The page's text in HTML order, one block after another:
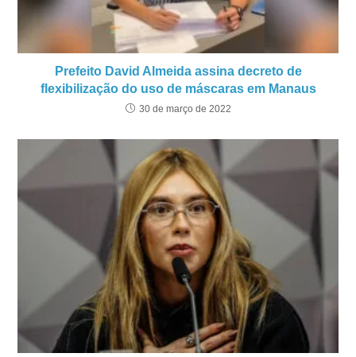
Prefeito David Almeida assina decreto de
flexibilização do uso de máscaras em Manaus
30 de março de 2022